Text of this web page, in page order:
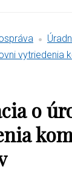
vytriedenia
o